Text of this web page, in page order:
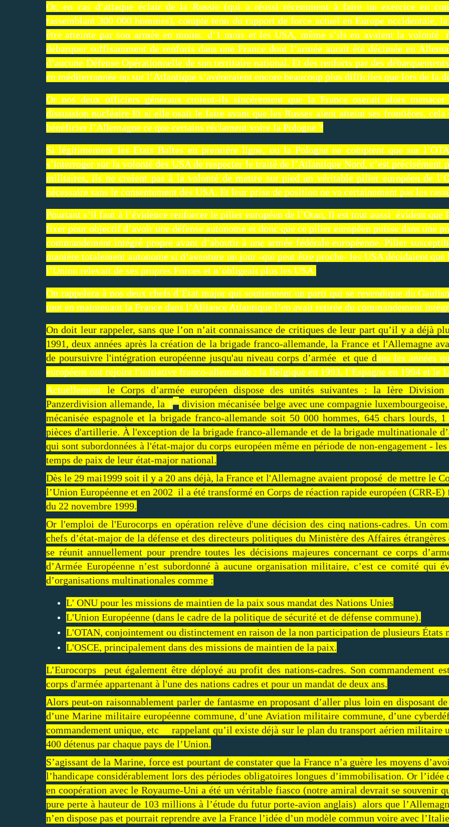
Or, en cas d’attaque éclair de la Russie (qui a réussi récemment à faire un exercice en
rassemblant 300 000 hommes), compte tenu du rapport de force actuel en Europe occidentale,
être atteinte par son armée en moins. d’1 mois et les USA, même s’ils en avaient la volonté
débarquer suffisamment de renforts dans une France dont l’armée aurait été décimée en
d’aucune Défense Opérationnelle de son territoire national. Et des renforts par des
en méditerrannée ou sur l’Atlantique s’avéreraient encore beaucoup plus difficiles que lors de la
Or nos deux officiers généraux croient-ils sincérement que la France oserait alors
dissuasion nucléaire Et si elle osait le faire avant que les Russes aient atteint ses frontières,
bénéficier l’Allemagne ce que certains réclament voire la Pologne ?
Si légitimement les Etats Baltes en premiére ligne, ou la Pologne ne comptent que sur
s’interroger sur la volonté des USA de respecter le traité de l’Atlantique Nord, c’est précisément
militaires, ils ne croient pas à la volonté de mettre sur pied un véritable pilier européen de
nécessaire sans le consentement des USA. Et leur prise de position ne va certainement pas les
Pourtant s’il faut à l’évidence renforcer le pilier européen de l’Otan, Il est tout aussi évident que
fixer pour objectif d’avoir une défense autonome et donc que ce pilier européen puisse dans une
commandement intégré propre avant d’aboutir à une armée fédérale européenne. Pilier
manière totalement autonome si d’aventure un jour -qui peut être proche- les USA décidaient
l’Union relevait de ses propres Forces et n’obligeait plus les USA.
On rappelera à nos deux chefs d’Etat major qui soutiennent un parti qui se revendique du
tout en maintenant la France dans l’Alliance Atlantique l’en avait retirée du commandement
On doit leur rappeler, sans que l’on n’ait connaissance de critiques de leur part qu’il y a déjà
1991, deux années après la création de la brigade franco-allemande, la France et l'Allemagne
de poursuivre l'intégration européenne jusqu'au niveau corps d’armée et que dans les années
européens ont rejoint l'initiative franco-allemande : la Belgique en 1993, l’Espagne en 1994 et le
Actuellement le Corps d’armée européen dispose des unités suivantes : la Ière
Panzerdivision allemande, la 1redivision mécanisée belge avec une compagnie
mécanisée espagnole et la brigade franco-allemande soit 50 000 hommes, 645 chars lourds,
pièces d'artillerie. À l'exception de la brigade franco-allemande et de la brigade multinationale
qui sont subordonnées à l'état-major du corps européen même en période de non-engagement -
temps de paix de leur état-major national.
Dès le 29 mai1999 soit il y a 20 ans déjà, la France et l'Allemagne avaient proposé de mettre le
l’Union Européenne et en 2002 il a été transformé en Corps de réaction rapide européen (CRR-E)
du 22 novembre 1999.
Or l'emploi de l'Eurocorps en opération relève d'une décision des cinq nations-cadres. Un
chefs d’état-major de la défense et des directeurs politiques du Ministère des Affaires étrangères
se réunit annuellement pour prendre toutes les décisions majeures concernant ce corps
d’Armée Européenne n’est subordonné à aucune organisation militaire, c’est ce comité qui
d’organisations multinationales comme :
L' ONU pour les missions de maintien de la paix sous mandat des Nations Unies
L'Union Européenne (dans le cadre de la politique de sécurité et de défense commune).
L'OTAN, conjointement ou distinctement en raison de la non participation de plusieurs États
L'OSCE, principalement dans des missions de maintien de la paix.
L’Eurocorps peut également être déployé au profit des nations-cadres. Son commandement
corps d'armée appartenant à l'une des nations cadres et pour un mandat de deux ans.
Alors peut-on raisonnablement parler de fantasme en proposant d’aller plus loin en disposant
d’une Marine militaire européenne commune, d’une Aviation militaire commune, d’une
commandement unique, etc rappelant qu’il existe déjà sur le plan du transport aérien militaire
400 détenus par chaque pays de l’Union.
S’agissant de la Marine, force est pourtant de constater que la France n’a guère les moyens
l’handicape considérablement lors des périodes obligatoires longues d’immobilisation. Or l’idée
en coopération avec le Royaume-Uni a été un véritable fiasco (notre amiral devrait se souvenir
pure perte à hauteur de 103 millions à l’étude du futur porte-avion anglais) alors que
n’en dispose pas et pourrait reprendre ave la France l’idée d’un modèle commun voire avec l’Italie